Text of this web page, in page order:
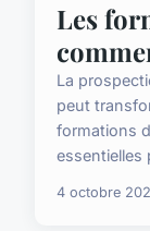
Les
La
peut
formations
essentielles
4 octobre